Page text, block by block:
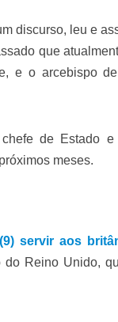
discurso, leu e
que
e o arcebispo
de Estado e
meses.
servir aos
Reino Unido,